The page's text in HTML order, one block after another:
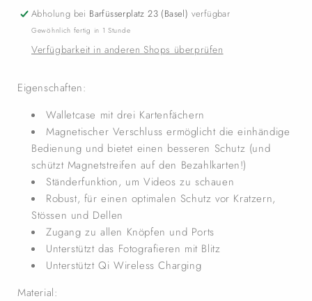
Abholung bei Barfüsserplatz 23 (Basel) verfügbar
Gewöhnlich fertig in 1 Stunde
Verfügbarkeit in anderen Shops überprüfen
Eigenschaften:
Walletcase mit drei Kartenfächern
Magnetischer Verschluss ermöglicht die einhändige
Bedienung und bietet einen besseren Schutz (und
schützt Magnetstreifen auf den Bezahlkarten!)
Ständerfunktion, um Videos zu schauen
Robust, für einen optimalen Schutz vor Kratzern,
Stössen und Dellen
Zugang zu allen Knöpfen und Ports
Unterstützt das Fotografieren mit Blitz
Unterstützt Qi Wireless Charging
Material: